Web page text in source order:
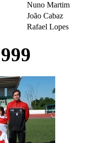
Nuno Martim
João Cabaz
Rafael Lopes